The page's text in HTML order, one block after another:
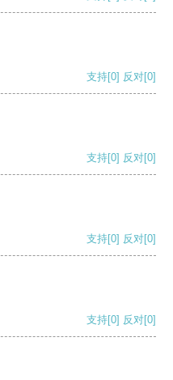
支持[0] 反对[0]
支持[0] 反对[0]
支持[0] 反对[0]
支持[0] 反对[0]